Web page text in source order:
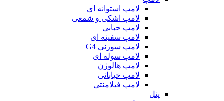
لامپ استوانه ای
لامپ اشکی و شمعی
لامپ حبابی
لامپ سفینه ای
لامپ سوزنی G4
لامپ سوله ای
لامپ هالوژن
لامپ خیابانی
لامپ فیلامنتی
پنل